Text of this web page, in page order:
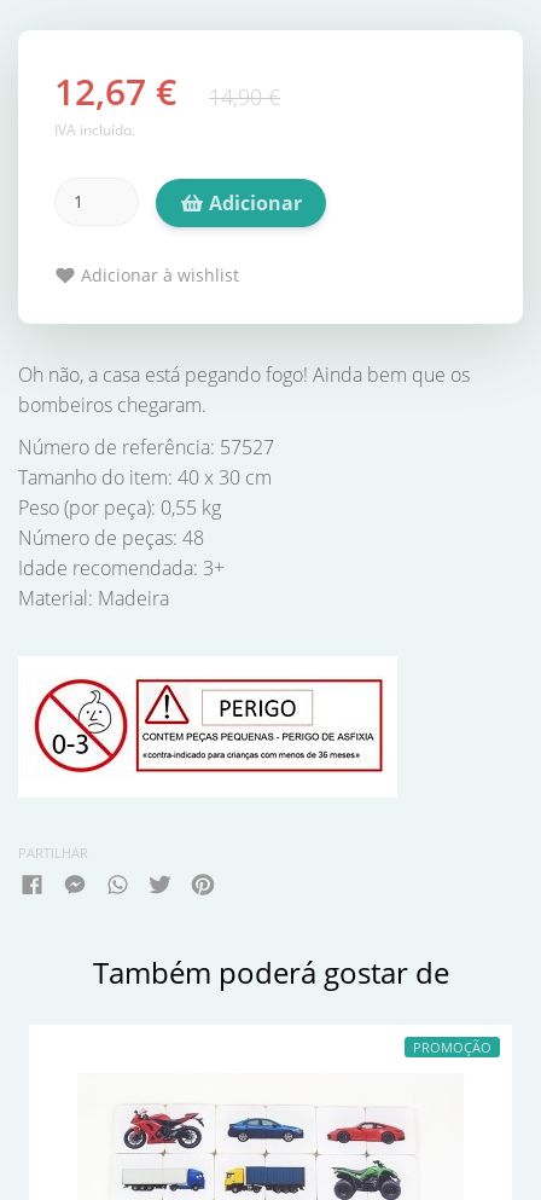
12,67 € 14,90 €
IVA incluído.
Adicionar
Adicionar à wishlist
Oh não, a casa está pegando fogo! Ainda bem que os
bombeiros chegaram.
Número de referência: 57527
Tamanho do item: 40 x 30 cm
Peso (por peça): 0,55 kg
Número de peças: 48
Idade recomendada: 3+
Material: Madeira
PARTILHAR
Também poderá gostar de
PROMOÇÃO